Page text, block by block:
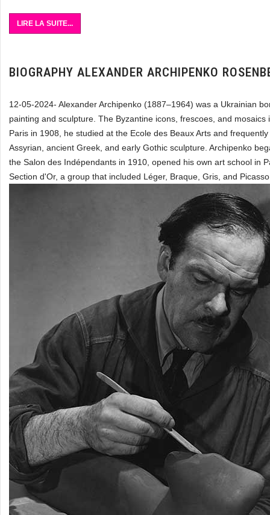
LIRE LA SUITE...
BIOGRAPHY ALEXANDER ARCHIPENKO
12-05-2024- Alexander Archipenko (1887–1964) was a Ukrainian
painting and sculpture. The Byzantine icons, frescoes, and
Paris in 1908, he studied at the Ecole des Beaux Arts and
Assyrian, ancient Greek, and early Gothic sculpture. Archipenko
the Salon des Indépendants in 1910, opened his own art school in
Section d'Or, a group that included Léger, Braque, Gris, and